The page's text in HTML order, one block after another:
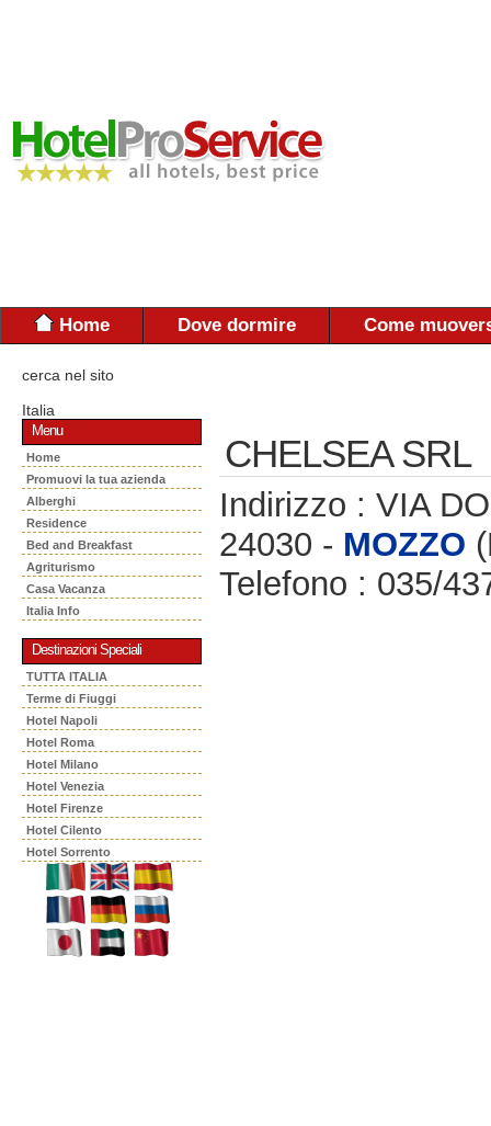
Home Dove dormire Come
cerca nel sito
Italia
Menu
Home
Promuovi la tua azienda
Alberghi
Residence
Bed and Breakfast
Agriturismo
Casa Vacanza
Italia Info
Destinazioni Speciali
TUTTA ITALIA
Terme di Fiuggi
Hotel Napoli
Hotel Roma
Hotel Milano
Hotel Venezia
Hotel Firenze
Hotel Cilento
Hotel Sorrento
CHELSEA SRL
Indirizzo : VIA
24030 - MOZZO
Telefono : 035/